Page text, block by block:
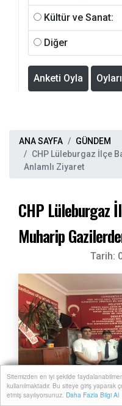
Sitemizden en iyi şekilde
kullanılmaktadır. Bu siteye giriş yaparak
etmiş sayılıyorsunuz. Daha Fazla Bilgi Al
Kültür ve Sanat:
Diğer
Anketi Oyla
ANA SAYFA
GÜNDEM
CHP Lüleburgaz İlçe
Anlamlı Ziyaret
CHP Lüleburgaz
Muharip
Tarih:
Anasayfa Yazarlar